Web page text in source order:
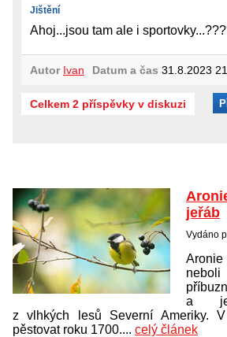
Jištění
Ahoj...jsou tam ale i
Autor Ivan Datum a čas 31.8.2023
Celkem 2 příspěvky v diskuzi
jeřáb
Vydáno
a
z vlhkých lesů Severní Ameriky.
pěstovat roku 1700.... celý článek